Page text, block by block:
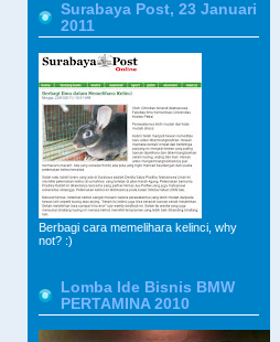
Surabaya Post, 23 Januari
2011
Berbagi cara memelihara kelinci, why
not? :)
Lomba Ide Bisnis BMW
PERTAMINA 2010